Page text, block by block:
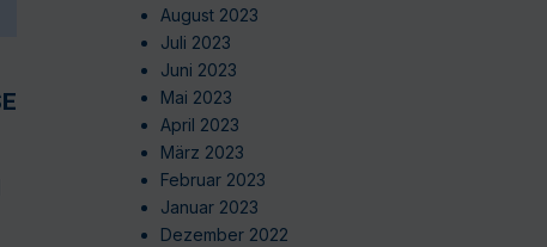
August 2023
Juli 2023
Juni 2023
Mai 2023
April 2023
März 2023
Februar 2023
Januar 2023
Dezember 2022